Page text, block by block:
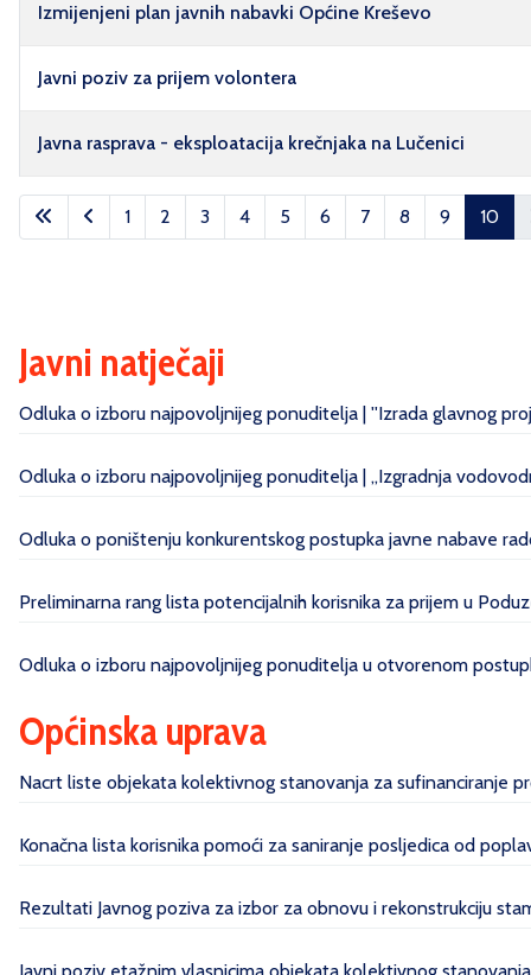
Članci
Izmijenjeni plan javnih nabavki Općine Kreševo
Javni poziv za prijem volontera
Javna rasprava - eksploatacija krečnjaka na Lučenici
1 2 3 4 5 6 7 8 9 10
Javni natječaji
Odluka o izboru najpovoljnijeg ponuditelja | ''Izrada glavnog
Odluka o izboru najpovoljnijeg ponuditelja | „Izgradnja
Odluka o poništenju konkurentskog postupka javne nabave
Preliminarna rang lista potencijalnih korisnika za prijem u
Odluka o izboru najpovoljnijeg ponuditelja u otvorenom
Općinska uprava
Nacrt liste objekata kolektivnog stanovanja za sufinanciranje
Konačna lista korisnika pomoći za saniranje posljedica od
Rezultati Javnog poziva za izbor za obnovu i rekonstrukciju